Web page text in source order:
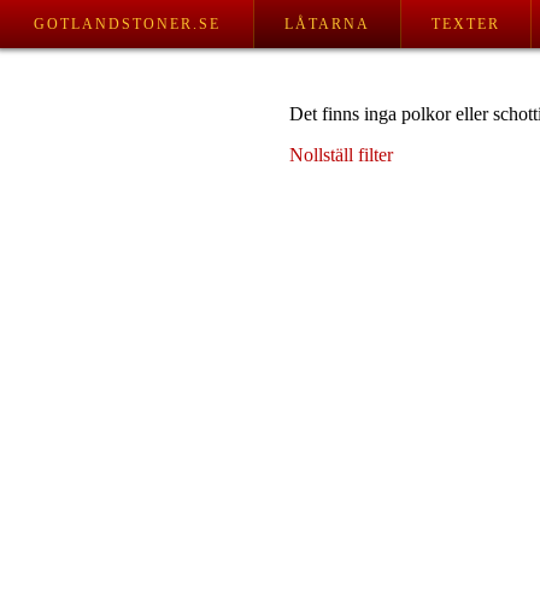
GOTLANDSTONER.SE LÅTARNA TEXTER
Det finns inga polkor eller
Nollställ filter